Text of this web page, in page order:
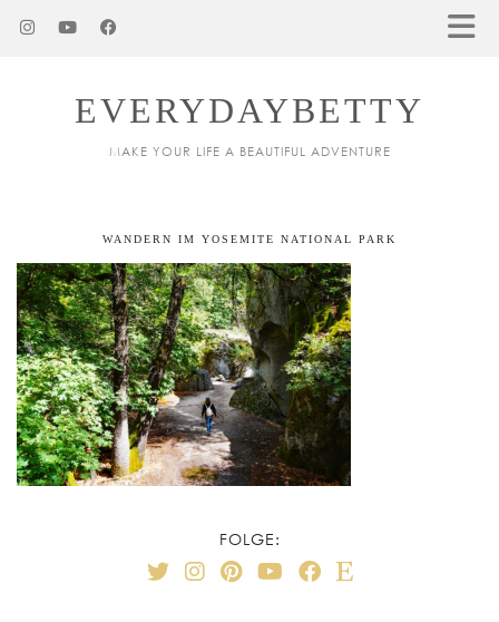
EVERYDAYBETTY
MAKE YOUR LIFE A BEAUTIFUL ADVENTURE
WANDERN IM YOSEMITE NATIONAL PARK
FOLGE: